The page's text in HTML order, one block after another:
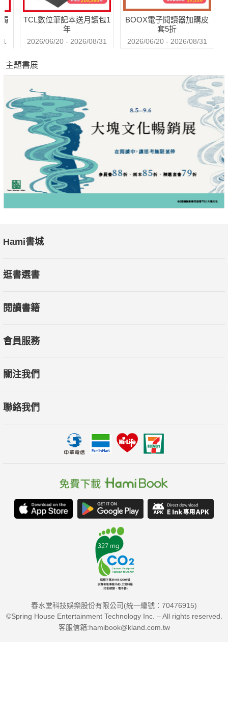
TCL數位筆記本送月讀包1
年
2026/06/20 - 2026/08/31
BOOX電子閱讀器加購皮
套5折
2026/06/20 - 2026/08/31
主題書展
Hami書城
逛書選書
閱讀書籍
會員服務
關注我們
聯絡我們
春水堂科技娛樂股份有限公司(統一編號：70476915)
©Spring House Entertainment Technology Inc. – All rights reserved.
客服信箱:hamibook@kland.com.tw